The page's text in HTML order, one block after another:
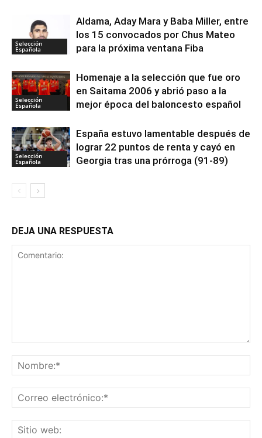
Selección
Española
Aldama, Aday Mara y Baba Miller, entre
los 15 convocados por Chus Mateo
para la próxima ventana Fiba
Selección
Española
Homenaje a la selección que fue oro
en Saitama 2006 y abrió paso a la
mejor época del baloncesto español
Selección
Española
España estuvo lamentable después de
lograr 22 puntos de renta y cayó en
Georgia tras una prórroga (91-89)
DEJA UNA RESPUESTA